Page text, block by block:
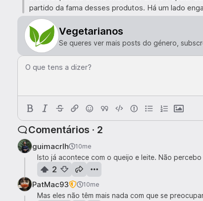
partido da fama desses produtos. Há um lado
Vegetarianos
Se queres ver mais posts do género,
O que tens a dizer?
Comentários · 2
guimacrlh 10me
Isto já acontece com o queijo e leite. Não
2
PatMac93 10me
Mas eles não têm mais nada com que se